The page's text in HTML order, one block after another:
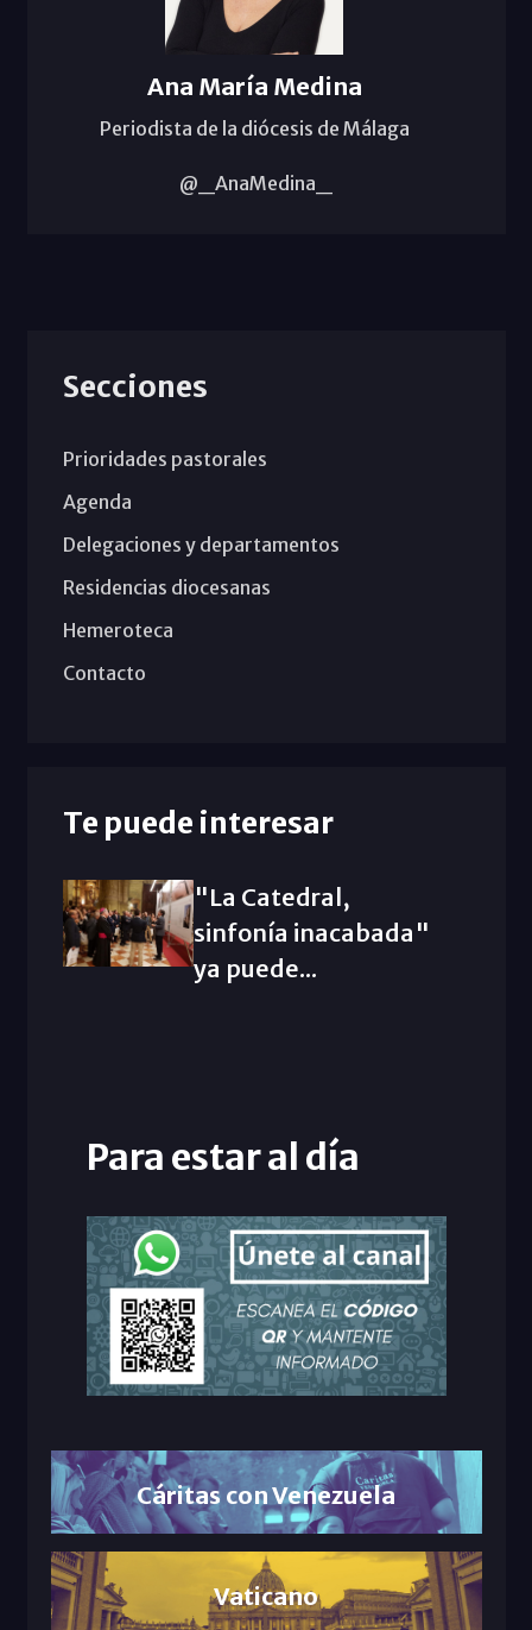
Ana María Medina
Periodista de la diócesis de Málaga
@_AnaMedina_
Secciones
Prioridades pastorales
Agenda
Delegaciones y departamentos
Residencias diocesanas
Hemeroteca
Contacto
Te puede interesar
"La Catedral,
sinfonía inacabada"
ya puede...
Para estar al día
Cáritas con Venezuela
Vaticano